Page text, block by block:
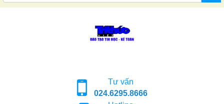
Tư vấn
024.6295.8666